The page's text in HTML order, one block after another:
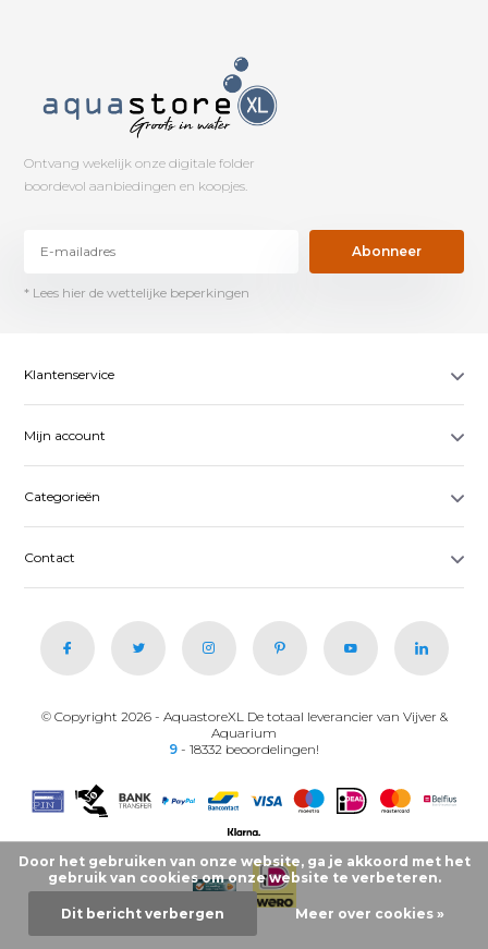
Ontvang wekelijk onze digitale folder
boordevol aanbiedingen en koopjes.
Abonneer
* Lees hier de wettelijke beperkingen
Klantenservice
Mijn account
Categorieën
Contact
© Copyright 2026 - AquastoreXL De totaal leverancier van Vijver &
Aquarium
9 - 18332 beoordelingen!
Door het gebruiken van onze website, ga je akkoord met het
gebruik van cookies om onze website te verbeteren.
Dit bericht verbergen Meer over cookies »